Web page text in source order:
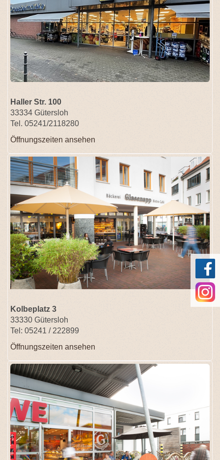
Haller Str. 100
33334 Gütersloh
Tel. 05241/2118280
Öffnungszeiten ansehen
Kolbeplatz 3
33330 Gütersloh
Tel: 05241 / 222899
Öffnungszeiten ansehen